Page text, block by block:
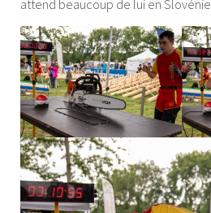
attend beaucoup de lui en Slovénie.